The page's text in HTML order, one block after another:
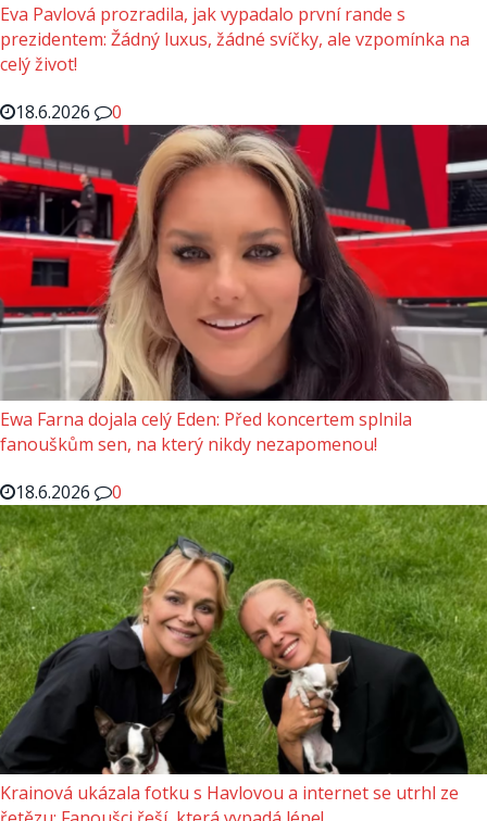
Eva Pavlová prozradila, jak vypadalo první rande s
prezidentem: Žádný luxus, žádné svíčky, ale vzpomínka na
celý život!
18.6.2026
0
Ewa Farna dojala celý Eden: Před koncertem splnila
fanouškům sen, na který nikdy nezapomenou!
18.6.2026
0
Krainová ukázala fotku s Havlovou a internet se utrhl ze